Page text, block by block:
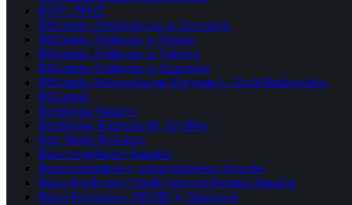
BHP i PPOŻ
Biblioteka Pedagogiczna w Staszowie
Biblioteka Publiczna w Osieku
Biblioteka Publiczna w Połańcu
Biblioteka Publiczna w Staszowie
Biblioteka Sichowska im. Krzysztofa i Zofii Radziwiłłów
Biblioteki
Biedronka Staszów
Biedronka, Kielecka 88, Szydłów
Biki Motor Rytwiany
Biura projektowe Staszów
Biura rachunkowe, usługi księgowe Staszów
Biuro Kredytowe Credit Agricole Express Staszów
Biuro Powiatowe ARiMR w Staszowie